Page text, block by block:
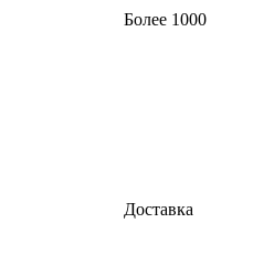
Более 1000
Доставка